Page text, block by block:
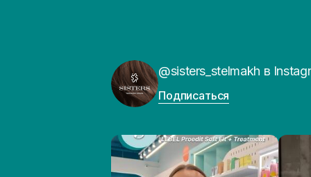
@sisters_stelmakh в
Подписаться